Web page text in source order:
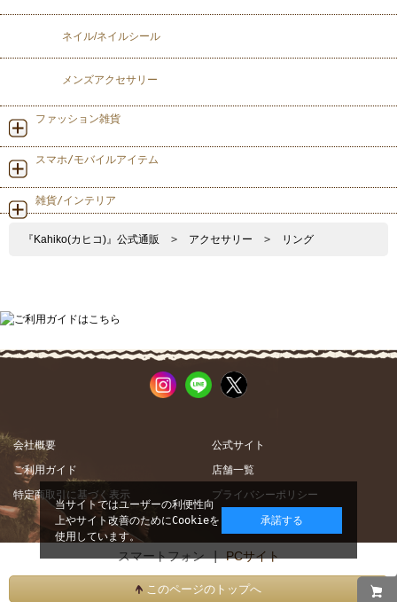
ネイル/ネイルシール
メンズアクセサリー
ファッション雑貨
スマホ/モバイルアイテム
雑貨/インテリア
『Kahiko(カヒコ)』公式通販 > アクセサリー > リング
会社概要
公式サイト
ご利用ガイド
店舗一覧
特定商取引に基づく表示
プライバシーポリシー
スマートフォン |PCサイト
このページのトップへ
当サイトではユーザーの利便性向
上やサイト改善のためにCookieを
使用しています。
承諾する